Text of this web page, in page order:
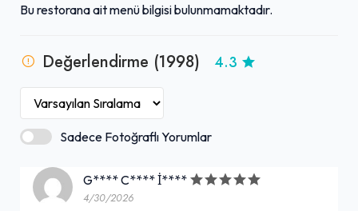
sosuyla sunulurken, genel olarak yardımsever ve güler
yaşanıyor. Yıllardır kalitesini koruduğu belirtilen işletme,
lezzet ve doyuruculuk açısından birçok müşterisi için
vazgeçilmez bir tercih olmaya devam ediyor.
Bu restorana ait menü bilgisi bulunmamaktadır.
Değerlendirme (1998) 4.3
Sadece Fotoğraflı Yorumlar
G**** C**** İ****
4/30/2026